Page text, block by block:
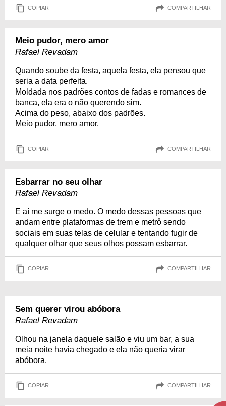
COPIAR COMPARTILHAR
Meio pudor, mero amor
Rafael Revadam
Quando soube da festa, aquela festa, ela pensou que
seria a data perfeita.
Moldada nos padrões contos de fadas e romances de
banca, ela era o não querendo sim.
Acima do peso, abaixo dos padrões.
Meio pudor, mero amor.
COPIAR COMPARTILHAR
Esbarrar no seu olhar
Rafael Revadam
E aí me surge o medo. O medo dessas pessoas que
andam entre plataformas de trem e metrô sendo
sociais em suas telas de celular e tentando fugir de
qualquer olhar que seus olhos possam esbarrar.
COPIAR COMPARTILHAR
Sem querer virou abóbora
Rafael Revadam
Olhou na janela daquele salão e viu um bar, a sua
meia noite havia chegado e ela não queria virar
abóbora.
COPIAR COMPARTILHAR